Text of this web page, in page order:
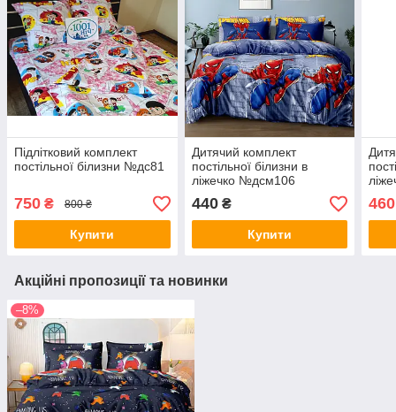
Підлітковий комплект
постільної білизни №дс81
750 ₴ 800 ₴
Купити
Дитячий комплект
постільної білизни в
ліжечко №дсм106
440₴
Купити
460
Акційні пропозиції та новинки
–8%